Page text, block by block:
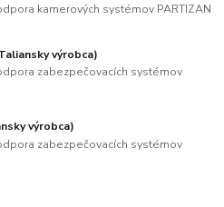
kamerových systémov PARTIZAN
výrobca)
zabezpečovacích systémov
výrobca)
zabezpečovacích systémov